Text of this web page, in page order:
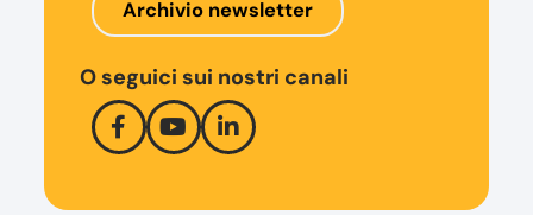
Archivio newsletter
O seguici sui nostri canali